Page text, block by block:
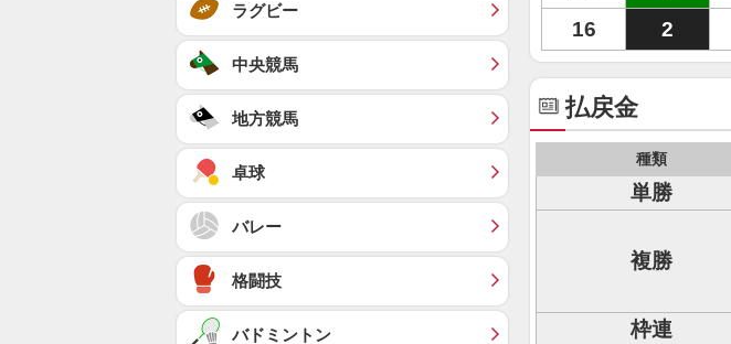
16
2
払戻金
種類
単勝
複勝
枠連
ラグビー
中央競馬
地方競馬
卓球
バレー
格闘技
バドミントン